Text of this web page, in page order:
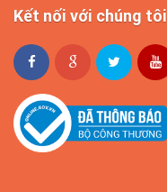
Kết nối với chúng tôi